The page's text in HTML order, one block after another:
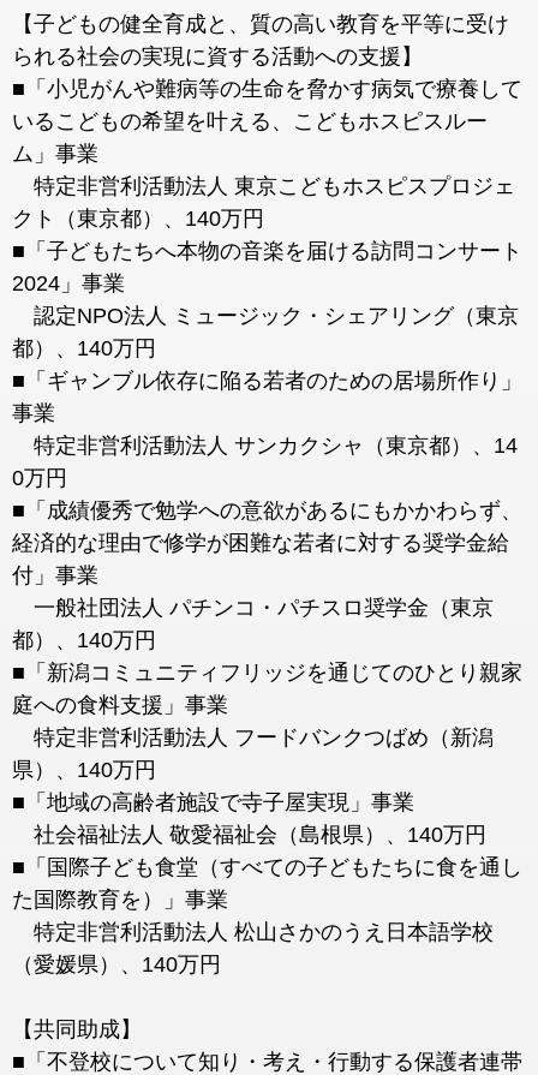
【子どもの健全育成と、質の高い教育を平等に受け
られる社会の実現に資する活動への支援】
■「小児がんや難病等の生命を脅かす病気で療養して
いるこどもの希望を叶える、こどもホスピスルー
ム」事業
特定非営利活動法人 東京こどもホスピスプロジェ
クト（東京都）、140万円
■「子どもたちへ本物の音楽を届ける訪問コンサート
2024」事業
認定NPO法人 ミュージック・シェアリング（東京
都）、140万円
■「ギャンブル依存に陥る若者のための居場所作り」
事業
特定非営利活動法人 サンカクシャ（東京都）、14
0万円
■「成績優秀で勉学への意欲があるにもかかわらず、
経済的な理由で修学が困難な若者に対する奨学金給
付」事業
一般社団法人 パチンコ・パチスロ奨学金（東京
都）、140万円
■「新潟コミュニティフリッジを通じてのひとり親家
庭への食料支援」事業
特定非営利活動法人 フードバンクつばめ（新潟
県）、140万円
■「地域の高齢者施設で寺子屋実現」事業
社会福祉法人 敬愛福祉会（島根県）、140万円
■「国際子ども食堂（すべての子どもたちに食を通し
た国際教育を）」事業
特定非営利活動法人 松山さかのうえ日本語学校
（愛媛県）、140万円
【共同助成】
■「不登校について知り・考え・行動する保護者連帯